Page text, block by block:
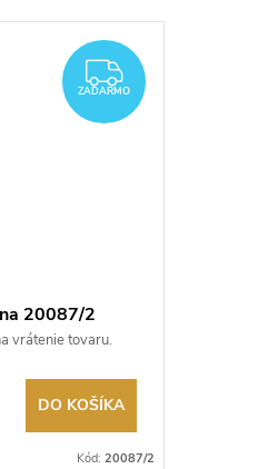
ZADARMO
ZADARMO
20087/2
vrátenie tovaru.
DO KOŠÍKA
Kód: 20087/2